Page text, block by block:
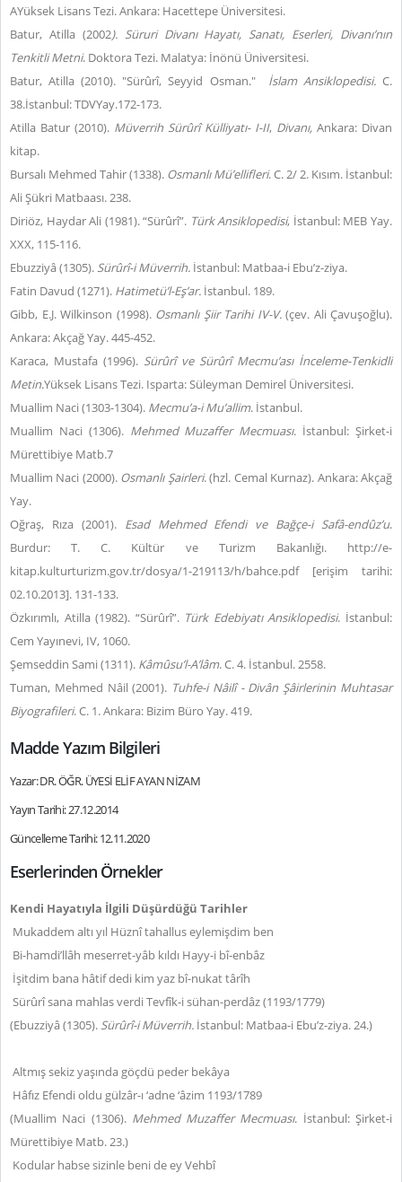
AYüksek Lisans Tezi. Ankara: Hacettepe Üniversitesi.
Batur, Atilla (2002). Süruri Divanı Hayatı, Sanatı, Eserleri, Divanı’nın
Tenkitli Metni. Doktora Tezi. Malatya: İnönü Üniversitesi.
Batur, Atilla (2010). "Sürûrî, Seyyid Osman."
İslam Ansiklopedisi.C.
38.İstanbul: TDVYay.172-173.
Atilla Batur (2010). Müverrih Sürûrî Külliyatı- I-II, Divanı, Ankara: Divan
kitap.
Bursalı Mehmed Tahir (1338). Osmanlı Mü’ellifleri. C. 2/ 2. Kısım. İstanbul:
Ali Şükri Matbaası. 238.
Diriöz, Haydar Ali (1981). “Sürûrî”. Türk Ansiklopedisi, İstanbul: MEB Yay.
XXX, 115-116.
Ebuzziyâ (1305). Sürûrî-i Müverrih. İstanbul: Matbaa-i Ebu’z-ziya.
Fatin Davud (1271). Hatimetü’l-Eş’ar. İstanbul. 189.
Gibb, E.J. Wilkinson (1998). Osmanlı Şiir Tarihi IV-V.(çev. Ali Çavuşoğlu).
Ankara: Akçağ Yay. 445-452.
Karaca, Mustafa (1996). Sürûrî ve Sürûrî Mecmu’ası İnceleme-Tenkidli
Metin.Yüksek Lisans Tezi. Isparta: Süleyman Demirel Üniversitesi.
Muallim Naci (1303-1304). Mecmu’a-i Mu’allim. İstanbul.
Muallim Naci (1306). Mehmed Muzaffer Mecmuası. İstanbul: Şirket-i
Mürettibiye Matb.7
Muallim Naci (2000). Osmanlı Şairleri. (hzl. Cemal Kurnaz). Ankara: Akçağ
Yay.
Oğraş, Rıza (2001). Esad Mehmed Efendi ve Bağçe-i Safâ-endûz’u.
Burdur: T. C. Kültür ve Turizm Bakanlığı. http://e-
kitap.kulturturizm.gov.tr/dosya/1-219113/h/bahce.pdf [erişim tarihi:
02.10.2013]. 131-133.
Özkırımlı, Atilla (1982). “Sürûrî”. Türk Edebiyatı Ansiklopedisi. İstanbul:
Cem Yayınevi, IV, 1060.
Şemseddin Sami (1311). Kâmûsu’l-A’lâm. C. 4. İstanbul. 2558.
Tuman, Mehmed Nâil (2001). Tuhfe-i Nâilî - Divân Şâirlerinin Muhtasar
Biyografileri. C. 1. Ankara: Bizim Büro Yay. 419.
Madde Yazım Bilgileri
Yazar: DR. ÖĞR. ÜYESİ ELİF AYAN NİZAM
Yayın Tarihi: 27.12.2014
Güncelleme Tarihi: 12.11.2020
Eserlerinden Örnekler
Kendi Hayatıyla İlgili Düşürdüğü Tarihler
Mukaddem altı yıl Hüznî tahallus eylemişdim ben
Bi-hamdi’llâh meserret-yâb kıldı Hayy-i bî-enbâz
İşitdim bana hâtif dedi kim yaz bî-nukat târîh
Sürûrî sana mahlas verdi Tevfîk-i sühan-perdâz (1193/1779)
(Ebuzziyâ (1305). Sürûrî-i Müverrih. İstanbul: Matbaa-i Ebu’z-ziya. 24.)
Altmış sekiz yaşında göçdü peder bekâya
Hâfız Efendi oldu gülzâr-ı ‘adne ‘âzim 1193/1789
(Muallim Naci (1306). Mehmed Muzaffer Mecmuası. İstanbul: Şirket-i
Mürettibiye Matb. 23.)
Kodular habse sizinle beni de ey Vehbî